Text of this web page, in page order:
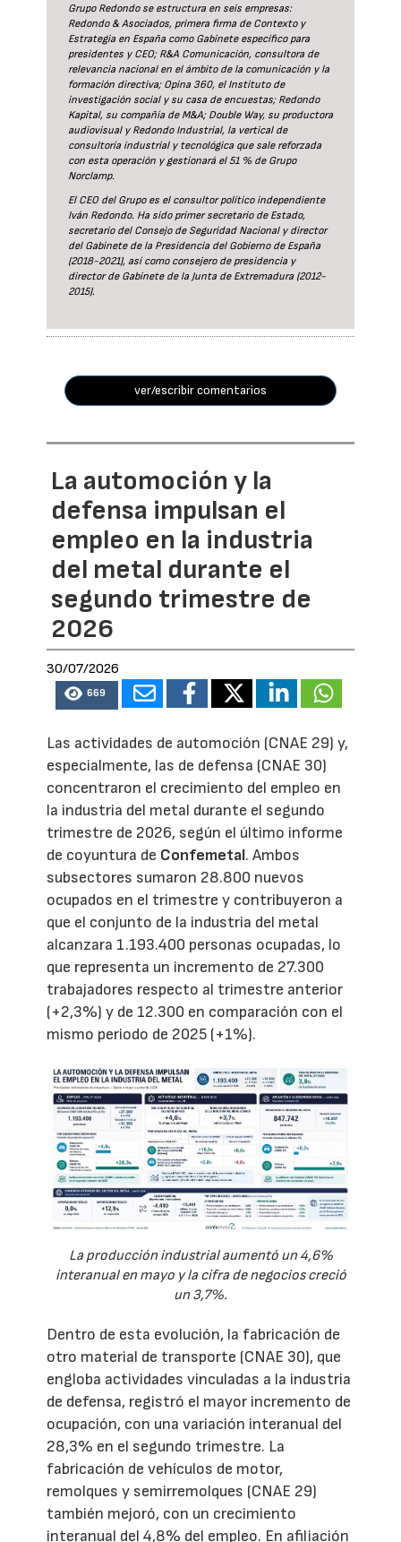
Grupo Redondo se estructura en seis empresas:
Redondo & Asociados, primera firma de Contexto y
Estrategia en España como Gabinete específico para
presidentes y CEO; R&A Comunicación, consultora de
relevancia nacional en el ámbito de la comunicación y la
formación directiva; Opina 360, el Instituto de
investigación social y su casa de encuestas; Redondo
Kapital, su compañía de M&A; Double Way, su productora
audiovisual y Redondo Industrial, la vertical de
consultoría industrial y tecnológica que sale reforzada
con esta operación y gestionará el 51 % de Grupo
Norclamp.
El CEO del Grupo es el consultor político independiente
Iván Redondo. Ha sido primer secretario de Estado,
secretario del Consejo de Seguridad Nacional y director
del Gabinete de la Presidencia del Gobierno de España
(2018-2021), así como consejero de presidencia y
director de Gabinete de la Junta de Extremadura (2012-
2015).
ver/escribir comentarios
La automoción y la
defensa impulsan el
empleo en la industria
del metal durante el
segundo trimestre de
2026
30/07/2026
669
Las actividades de automoción (CNAE 29) y,
especialmente, las de defensa (CNAE 30)
concentraron el crecimiento del empleo en
la industria del metal durante el segundo
trimestre de 2026, según el último informe
de coyuntura de Confemetal. Ambos
subsectores sumaron 28.800 nuevos
ocupados en el trimestre y contribuyeron a
que el conjunto de la industria del metal
alcanzara 1.193.400 personas ocupadas, lo
que representa un incremento de 27.300
trabajadores respecto al trimestre anterior
(+2,3%) y de 12.300 en comparación con el
mismo periodo de 2025 (+1%).
La producción industrial aumentó un 4,6%
interanual en mayo y la cifra de negocios creció
un 3,7%.
Dentro de esta evolución, la fabricación de
otro material de transporte (CNAE 30), que
engloba actividades vinculadas a la industria
de defensa, registró el mayor incremento de
ocupación, con una variación interanual del
28,3% en el segundo trimestre. La
fabricación de vehículos de motor,
remolques y semirremolques (CNAE 29)
también mejoró, con un crecimiento
interanual del 4,8% del empleo. En afiliación